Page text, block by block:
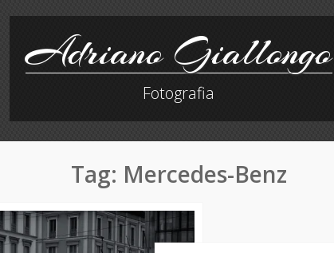
Adriano Giallongo
Fotografia
Tag: Mercedes-Benz